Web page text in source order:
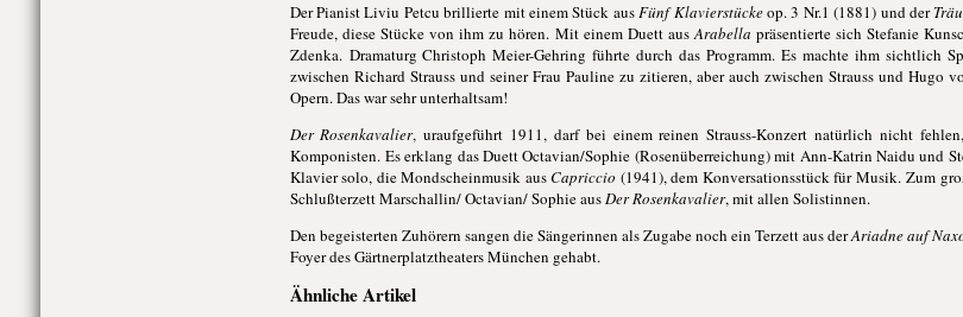
Der Pianist Liviu Petcu brillierte mit einem Stück ausFünf Klavierstückeop. 3 Nr.1 (1881) und der
Freude, diese Stücke von ihm zu hören. Mit einem Duett ausArabella präsentierte sich Stefanie
Zdenka. Dramaturg Christoph Meier-Gehring führte durch das Programm. Es machte ihm sichtlich
zwischen Richard Strauss und seiner Frau Pauline zu zitieren, aber auch zwischen Strauss und Hugo
Opern. Das war sehr unterhaltsam!
Der Rosenkavalier, uraufgeführt 1911, darf bei einem reinen Strauss-Konzert natürlich nicht
Komponisten. Es erklang das Duett Octavian/Sophie (Rosenüberreichung) mit Ann-Katrin Naidu und
Klavier solo, die Mondscheinmusik ausCapriccio (1941), dem Konversationsstück für Musik. Zum
Schlußterzett Marschallin/ Octavian/ Sophie ausDer Rosenkavalier, mit allen Solistinnen.
Den begeisterten Zuhörern sangen die Sängerinnen als Zugabe noch ein Terzett aus derAriadne auf
Foyer des Gärtnerplatztheaters München gehabt.
Ähnliche Artikel